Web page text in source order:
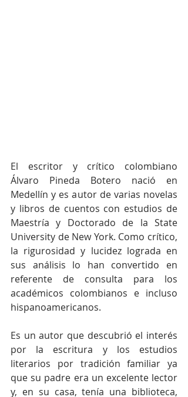
El escritor y crítico colombiano
Álvaro Pineda Botero nació en
Medellín y es autor de varias novelas
y libros de cuentos con estudios de
Maestría y Doctorado de la State
University de New York. Como crítico,
la rigurosidad y lucidez lograda en
sus análisis lo han convertido en
referente de consulta para los
académicos colombianos e incluso
hispanoamericanos.
Es un autor que descubrió el interés
por la escritura y los estudios
literarios por tradición familiar ya
que su padre era un excelente lector
y, en su casa, tenía una biblioteca,